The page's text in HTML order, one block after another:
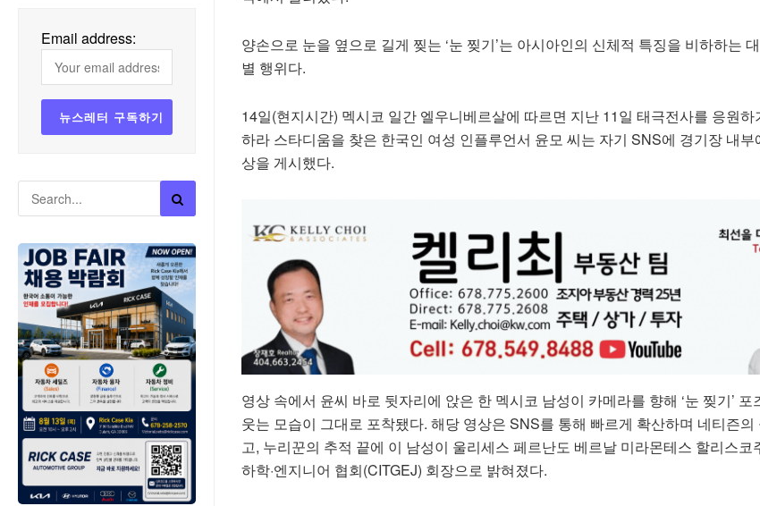
Email address:
양손으로 눈을 옆으로 길게 찢는 ‘눈 찢기’는 아시아인의 신체적 특징을 비하하는
별 행위다.
14일(현지시간) 멕시코 일간 엘우니베르살에 따르면 지난 11일 태극전사를 응원
하라 스타디움을 찾은 한국인 여성 인플루언서 윤모 씨는 자기 SNS에 경기장 내부
상을 게시했다.
영상 속에서 윤씨 바로 뒷자리에 앉은 한 멕시코 남성이 카메라를 향해 ‘눈 찢기’ 포
웃는 모습이 그대로 포착됐다. 해당 영상은 SNS를 통해 빠르게 확산하며 네티즌의
고, 누리꾼의 추적 끝에 이 남성이 울리세스 페르난도 베르날 미라몬테스 할리스코
하학·엔지니어 협회(CITGEJ) 회장으로 밝혀졌다.